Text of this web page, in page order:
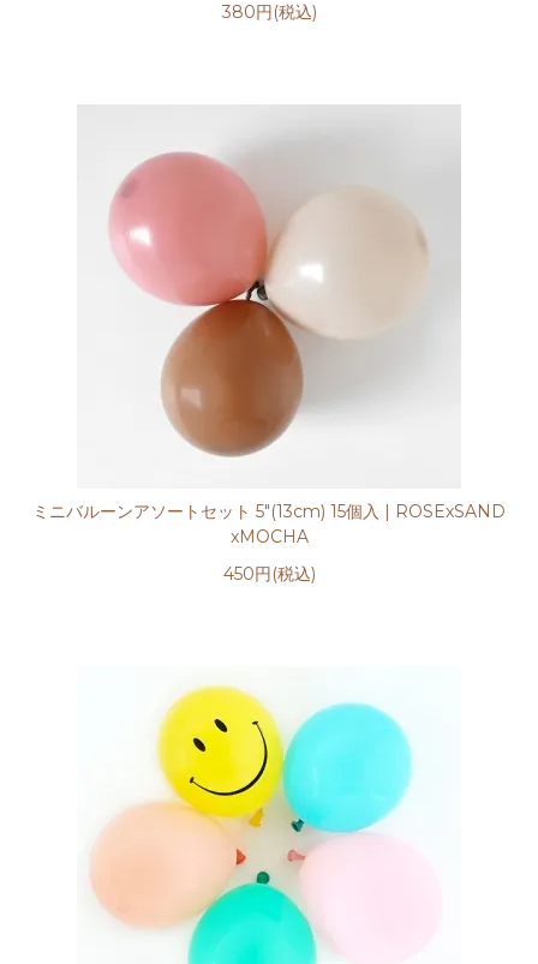
380円(税込)
ミニバルーンアソートセット 5"(13cm) 15個入 | ROSExSAND
xMOCHA
450円(税込)